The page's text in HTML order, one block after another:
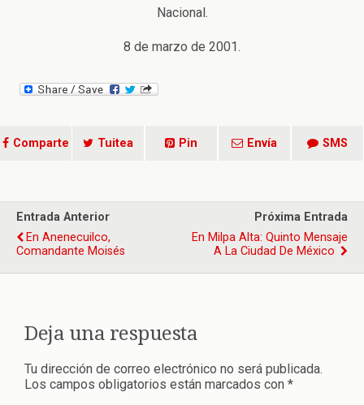
Nacional.
8 de marzo de 2001.
Comparte Tuitea Pin Envía SMS
Entrada Anterior
En Anenecuilco,
Comandante Moisés
Próxima Entrada
En Milpa Alta: Quinto Mensaje
A La Ciudad De México
Deja una respuesta
Tu dirección de correo electrónico no será publicada.
Los campos obligatorios están marcados con *